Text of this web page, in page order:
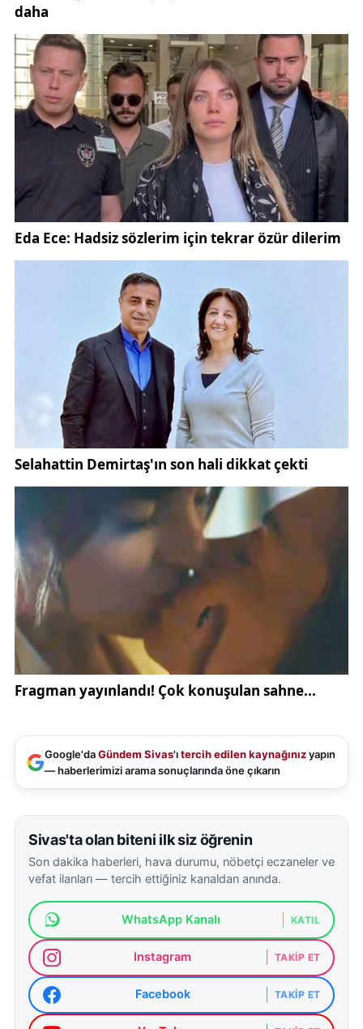
Google'daGündem Sivas'ıtercih edilen kaynağınızyapın
— haberlerimizi arama sonuçlarında öne çıkarın
Sivas'ta olan biteni ilk siz öğrenin
Son dakika haberleri, hava durumu, nöbetçi eczaneler ve
vefat ilanları — tercih ettiğiniz kanaldan anında.
WhatsApp Kanalı KATIL
Instagram TAKIP ET
Facebook TAKIP ET